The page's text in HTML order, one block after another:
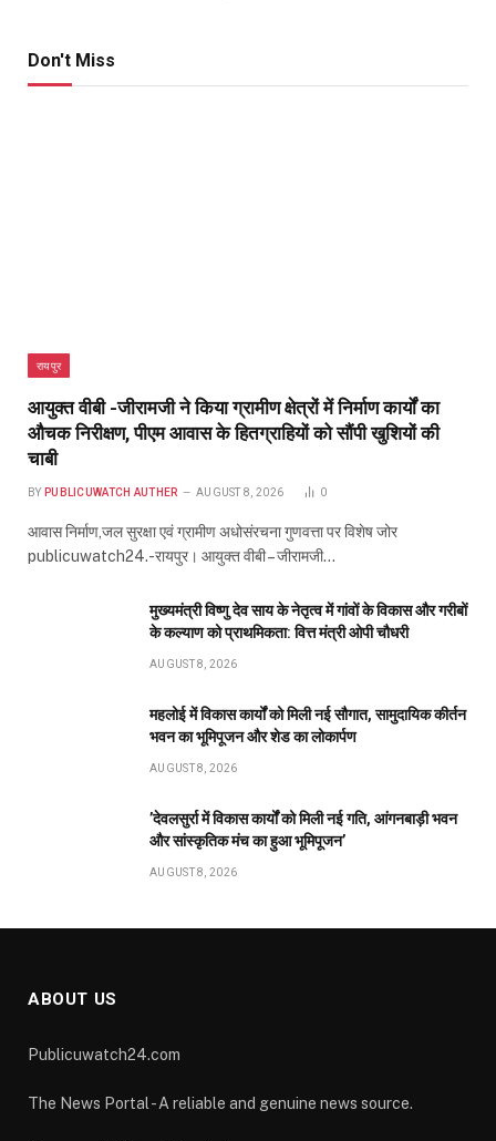
Don't Miss
रायपुर
आयुक्त वीबी -जीरामजी ने किया ग्रामीण क्षेत्रों में निर्माण कार्यों का
औचक निरीक्षण, पीएम आवास के हितग्राहियों को सौंपी खुशियों की
चाबी
BY PUBLICUWATCH AUTHER AUGUST 8, 2026 0
आवास निर्माण,जल सुरक्षा एवं ग्रामीण अधोसंरचना गुणवत्ता पर विशेष जोर
publicuwatch24.-रायपुर। आयुक्त वीबी – जीरामजी…
मुख्यमंत्री विष्णु देव साय के नेतृत्व में गांवों के विकास और गरीबों
के कल्याण को प्राथमिकता: वित्त मंत्री ओपी चौधरी
AUGUST 8, 2026
महलोई में विकास कार्यों को मिली नई सौगात, सामुदायिक कीर्तन
भवन का भूमिपूजन और शेड का लोकार्पण
AUGUST 8, 2026
’देवलसुर्रा में विकास कार्यों को मिली नई गति, आंगनबाड़ी भवन
और सांस्कृतिक मंच का हुआ भूमिपूजन’
AUGUST 8, 2026
ABOUT US
Publicuwatch24.com
The News Portal - A reliable and genuine news source.